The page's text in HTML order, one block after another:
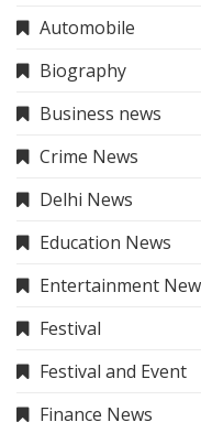
Automobile
Biography
Business news
Crime News
Delhi News
Education News
Entertainment
Festival
Festival and Event
Finance News